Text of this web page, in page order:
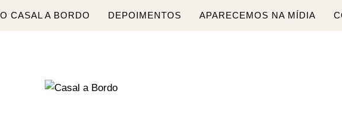
CASAL A BORDO DEPOIMENTOS APARECEMOS NA MÍDIA